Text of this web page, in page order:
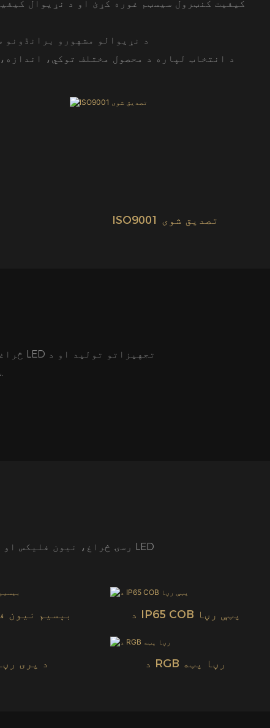
د نړیوالو مشهورو برانڈونو
د انتخاب لپاره د محصول مختلف توکي،
ISO9001 تصدیق شوی
LED ټیکنالوژۍ څیړنه په څیر مختلف مهم سرچینې راټولوي.
بېسیم نیون د IP65 COB پټې رڼا
د پری د RGB رڼا پټه